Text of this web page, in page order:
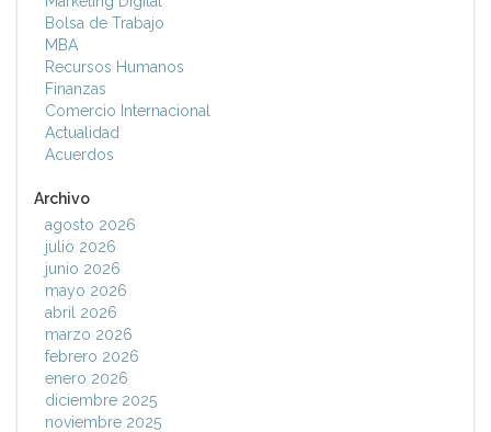
Bolsa de Trabajo
MBA
Recursos Humanos
Finanzas
Comercio Internacional
Actualidad
Acuerdos
Archivo
agosto 2026
julio 2026
junio 2026
mayo 2026
abril 2026
marzo 2026
febrero 2026
enero 2026
diciembre 2025
noviembre 2025